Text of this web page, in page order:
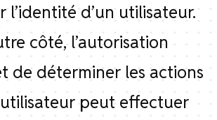
l’identité d’un utilisateur.
côté, l’autorisation
de déterminer les actions
utilisateur peut effectuer